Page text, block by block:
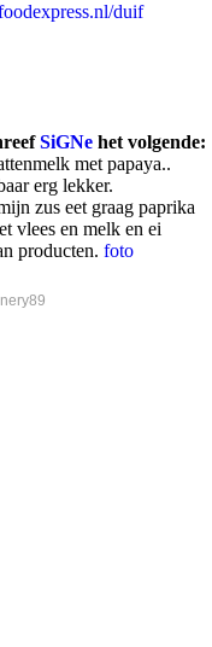
duif
SiGNe het volgende:
met papaya..
erg lekker.
zus eet graag paprika
vlees en melk en ei
producten. foto